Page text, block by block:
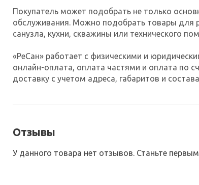
Покупатель может подобрать не только
обслуживания. Можно подобрать товары для
санузла, кухни, скважины или технического
«РеСан» работает с физическими и
онлайн-оплата, оплата частями и оплата по
доставку с учетом адреса, габаритов и
Отзывы
У данного товара нет отзывов. Станьте